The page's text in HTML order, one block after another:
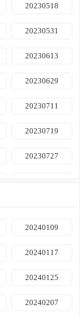
20230518
20230531
20230613
20230629
20230711
20230719
20230727
20230824
20230906
20230919
20230927
20240109
20240117
20240125
20240207